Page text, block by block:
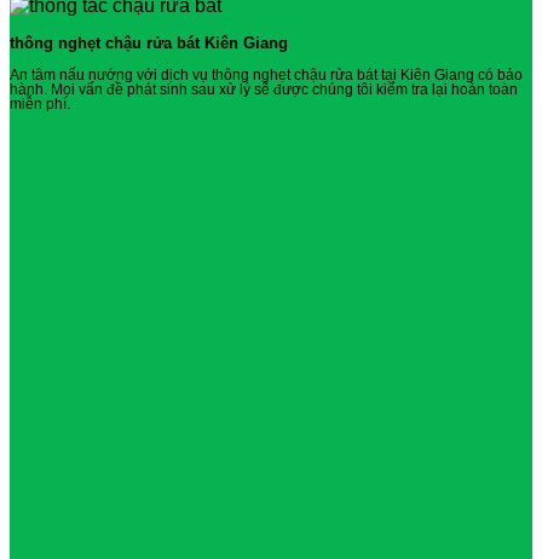
thông nghẹt chậu rửa bát Kiên Giang
An tâm nấu nướng với dịch vụ thông nghẹt chậu rửa bát tại Kiên Giang có bảo
hành. Mọi vấn đề phát sinh sau xử lý sẽ được chúng tôi kiểm tra lại hoàn toàn
miễn phí.